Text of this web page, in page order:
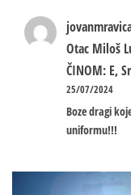
Otac Miloš
ČINOM: E,
25/07/2024
Boze dragi
uniformu!!!